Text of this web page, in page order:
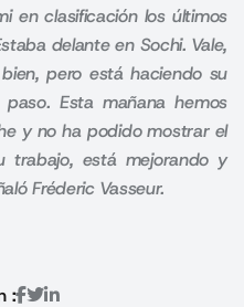
en clasificación los últimos
delante en Sochi. Vale,
pero está haciendo su
Esta mañana hemos
y no ha podido mostrar el
trabajo, está mejorando y
Fréderic Vasseur.
: